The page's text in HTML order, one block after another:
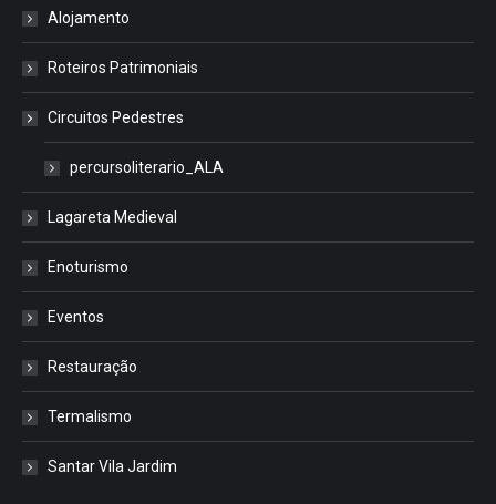
Alojamento
Roteiros Patrimoniais
Circuitos Pedestres
percursoliterario_ALA
Lagareta Medieval
Enoturismo
Eventos
Restauração
Termalismo
Santar Vila Jardim